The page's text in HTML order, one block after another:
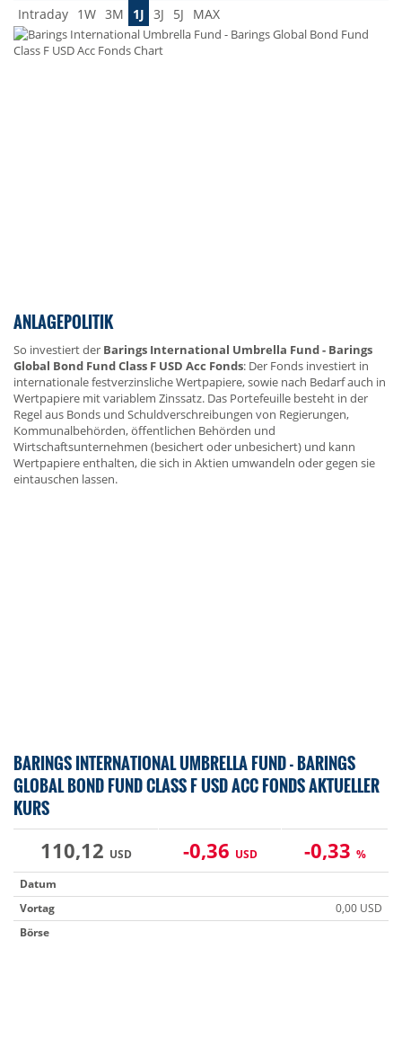
Intraday 1W 3M 1J 3J 5J MAX
ANLAGEPOLITIK
So investiert der Barings International Umbrella Fund - Barings
Global Bond Fund Class F USD Acc Fonds: Der Fonds investiert in
internationale festverzinsliche Wertpapiere, sowie nach Bedarf auch in
Wertpapiere mit variablem Zinssatz. Das Portefeuille besteht in der
Regel aus Bonds und Schuldverschreibungen von Regierungen,
Kommunalbehörden, öffentlichen Behörden und
Wirtschaftsunternehmen (besichert oder unbesichert) und kann
Wertpapiere enthalten, die sich in Aktien umwandeln oder gegen sie
eintauschen lassen.
BARINGS INTERNATIONAL UMBRELLA FUND - BARINGS
GLOBAL BOND FUND CLASS F USD ACC FONDS AKTUELLER
KURS
110,12 USD -0,36 USD -0,33 %
Datum
Vortag
0,00 USD
Börse